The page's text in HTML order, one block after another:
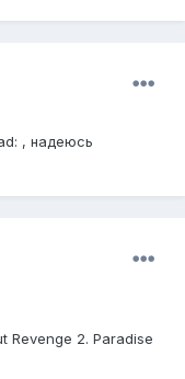
, надеюсь
Revenge 2. Paradise